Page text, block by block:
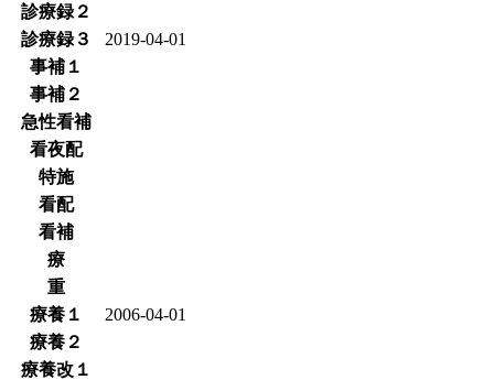
診療録２
診療録３
2019-04-01
事補１
事補２
急性看補
看夜配
特施
看配
看補
療
重
療養１
2006-04-01
療養２
療養改１